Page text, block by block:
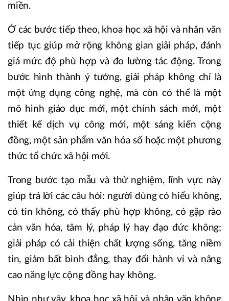
miền.
Ở các bước tiếp theo, khoa học xã hội và nhân văn
tiếp tục giúp mở rộng không gian giải pháp, đánh
giá mức độ phù hợp và đo lường tác động. Trong
bước hình thành ý tưởng, giải pháp không chỉ là
một ứng dụng công nghệ, mà còn có thể là một
mô hình giáo dục mới, một chính sách mới, một
thiết kế dịch vụ công mới, một sáng kiến cộng
đồng, một sản phẩm văn hóa số hoặc một phương
thức tổ chức xã hội mới.
Trong bước tạo mẫu và thử nghiệm, lĩnh vực này
giúp trả lời các câu hỏi: người dùng có hiểu không,
có tin không, có thấy phù hợp không, có gặp rào
cản văn hóa, tâm lý, pháp lý hay đạo đức không;
giải pháp có cải thiện chất lượng sống, tăng niềm
tin, giảm bất bình đẳng, thay đổi hành vi và nâng
cao năng lực cộng đồng hay không.
Nhìn như vậy, khoa học xã hội và nhân văn không